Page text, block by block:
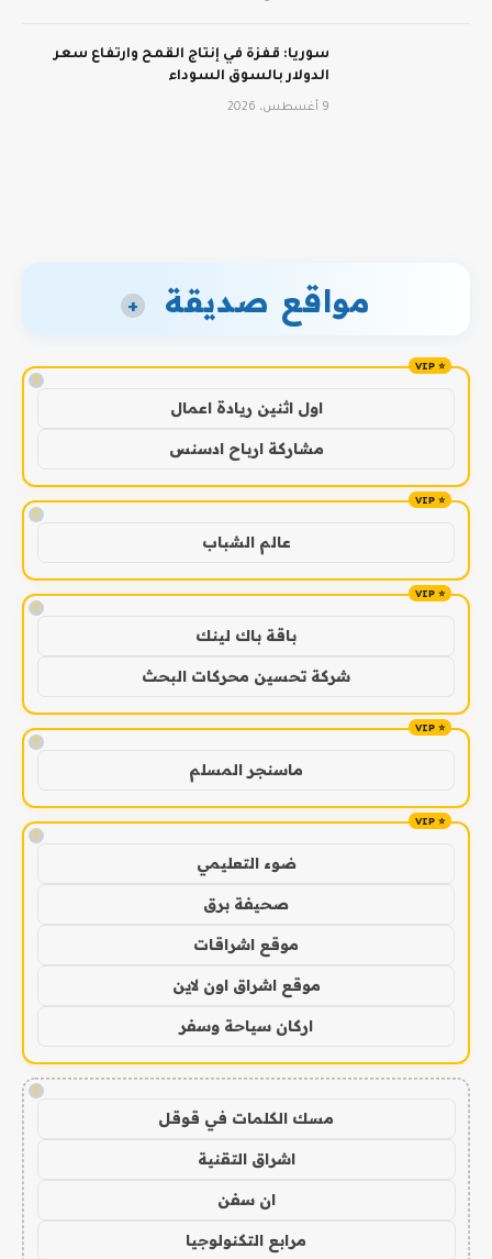
سوريا: قفزة في إنتاج القمح وارتفاع سعر
الدولار بالسوق السوداء
9 أغسطس، 2026
مواقع صديقة +
!
اول اثنين ريادة اعمال
مشاركة ارباح ادسنس
!
عالم الشباب
!
باقة باك لينك
شركة تحسين محركات البحث
!
ماسنجر المسلم
!
ضوء التعليمي
صحيفة برق
موقع اشراقات
موقع اشراق اون لاين
اركان سياحة وسفر
!
مسك الكلمات في قوقل
اشراق التقنية
ان سفن
مرابع التكنولوجيا